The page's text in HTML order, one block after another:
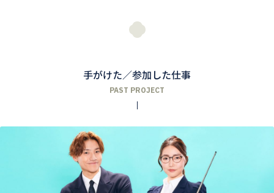
手がけた／参加した仕事
PAST PROJECT